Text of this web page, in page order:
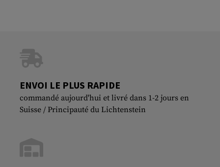
ENVOI LE PLUS RAPIDE
commandé aujourd'hui et livré dans 1-2 jours en
Suisse / Principauté du Lichtenstein